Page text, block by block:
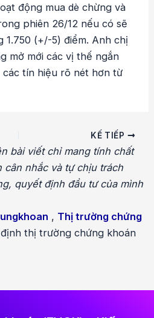
động mua dè chừng và
phiên 26/12 nếu có sẽ
1.750 (+/-5) điểm. Anh chị
mở mới các vị thế ngắn
các tín hiệu rõ nét hơn từ
KẾ TIẾP
bài viết chỉ mang tính chất
cân nhắc và tự chịu trách
quyết định đầu tư của mình
, Thị trường chứng
thị trường chứng khoán